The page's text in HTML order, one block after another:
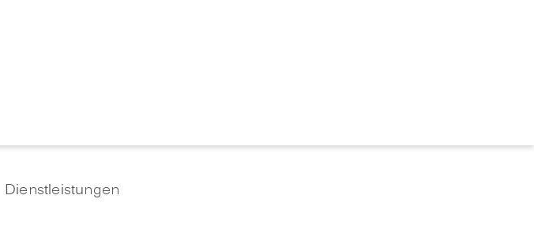
Dienstleistungen